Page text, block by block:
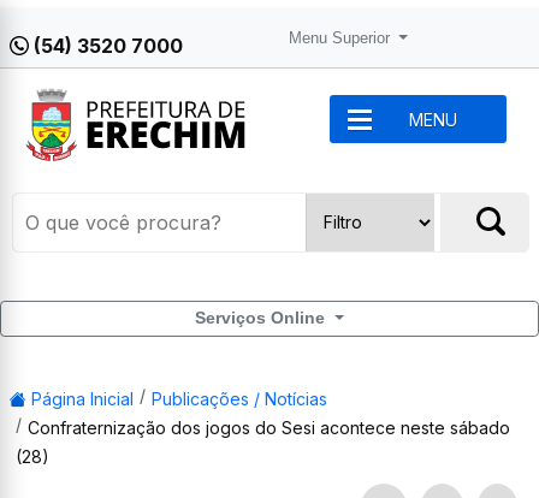
(54) 3520 7000 Menu Superior
MENU
Serviços Online
Página Inicial
Publicações / Notícias
Confraternização dos jogos do Sesi acontece neste sábado
(28)